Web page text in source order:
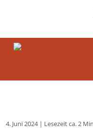
4. Juni 2024| Lesezeit ca. 2